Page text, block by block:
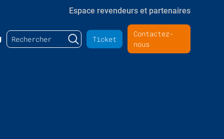
Espace revendeurs et partenaires
Rechercher : Ticket
Contactez-
nous